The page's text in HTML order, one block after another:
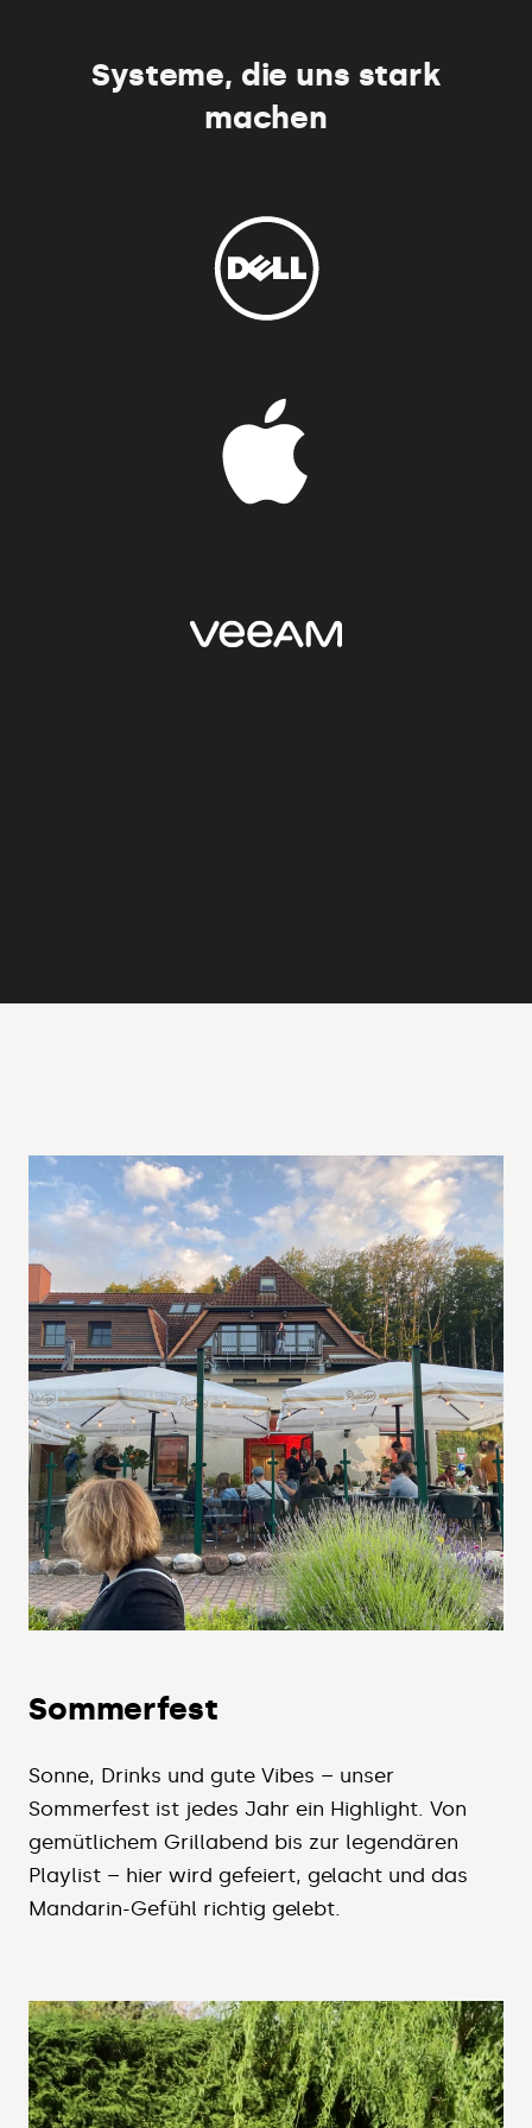
Systeme, die uns stark
machen
Sommerfest
Sonne, Drinks und gute Vibes – unser
Sommerfest ist jedes Jahr ein Highlight. Von
gemütlichem Grillabend bis zur legendären
Playlist – hier wird gefeiert, gelacht und das
Mandarin-Gefühl richtig gelebt.